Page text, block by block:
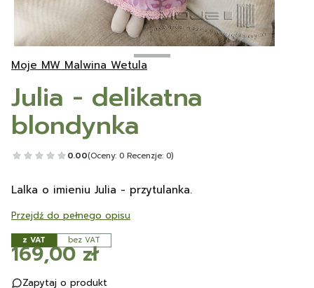
Moje MW Malwina Wetula
Julia - delikatna
blondynka
0.00(Oceny: 0 Recenzje: 0)
Lalka o imieniu Julia - przytulanka.
Przejdź do pełnego opisu
z VAT bez VAT
Cena
169,00 zł
Zapytaj o produkt